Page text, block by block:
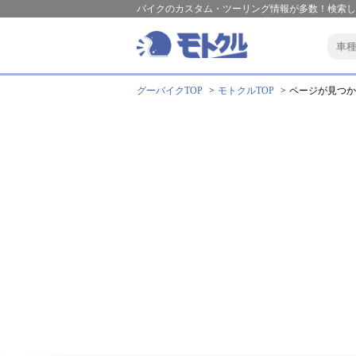
バイクのカスタム・ツーリング情報が多数！検索
グーバイクTOP モトクルTOP ページが見つ